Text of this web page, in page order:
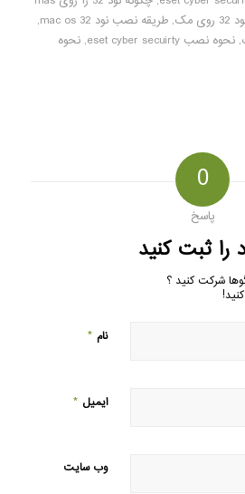
, طریقه نصب نود 32 mac os
,
, نحوه نصب eset cyber secuirty , نحوه
0
پاسخ
را ثبت کنید
شرکت کنید ؟
نام *
ایمیل *
وب‌ سایت